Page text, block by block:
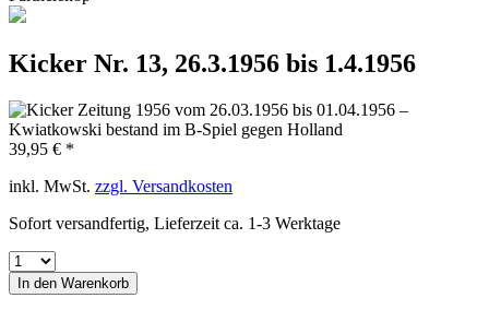
Kicker Nr. 13, 26.3.1956 bis 1.4.1956
39,95 € *
inkl. MwSt. zzgl. Versandkosten
Sofort versandfertig, Lieferzeit ca. 1-3 Werktage
In den Warenkorb